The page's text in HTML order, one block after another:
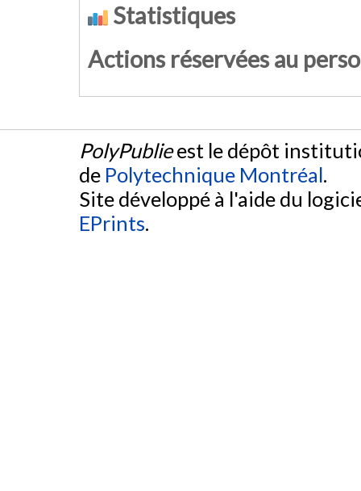
Statistiques
Actions réservées au
PolyPublieest le dépôt
de Polytechnique Montréal.
Site développé à l'aide du
EPrints.